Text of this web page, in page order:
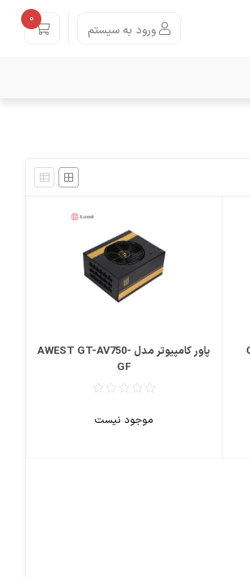
ورود به سیستم
0
پاور کامپیوتر مدل AWEST GT-AV750-
GF
موجود نیست